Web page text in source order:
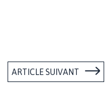
ARTICLE SUIVANT